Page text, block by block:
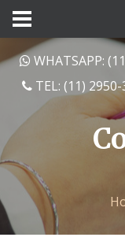
WHATSAPP:
TEL: (11)